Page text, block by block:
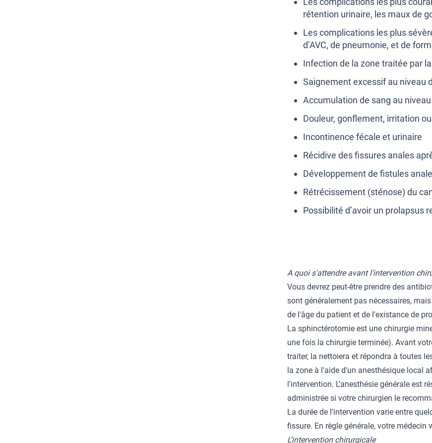
rétention urinaire, les maux de
Les complications les plus
d’AVC, de pneumonie, et de
Infection de la zone traitée par
Saignement excessif au niveau
Accumulation de sang au
Douleur, gonflement, irritation
Incontinence fécale et urinaire
Récidive des fissures anales
Développement de fistules
Rétrécissement (sténose) du
Possibilité d’avoir un prolapsus
A quoi s'attendre avant l'intervention
Vous devrez peut-être prendre des
sont généralement pas nécessaires,
de l'âge du patient et de l'existance de
La sphinctérotomie est une chirurgie
une fois la chirurgie terminée). Avant
traiter, la nettoiera et répondra à toutes
la zone à l'aide d'un anesthésique local
l'intervention. L’anesthésie générale est
administrée si votre chirurgien le
La durée de l’intervention varie entre
fissure. En règle générale, votre
L’intervention chirurgicale